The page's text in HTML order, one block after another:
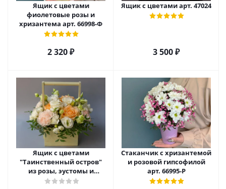
Ящик с цветами
фиолетовые розы и
хризантема арт. 66998-Ф
2 320₽
Ящик с цветами арт. 47024
3 500₽
Ящик с цветами
"Таинственный остров"
из розы, эустомы и
диантуса арт. 7754
Стаканчик с хризантемой
и розовой гипсофилой
арт. 66995-Р